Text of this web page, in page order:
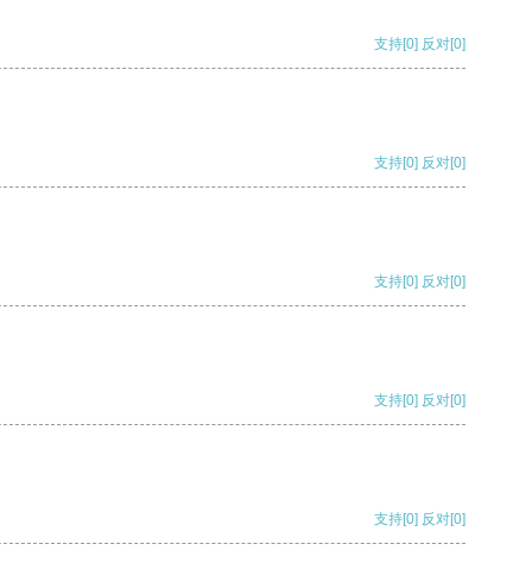
支持[0] 反对[0]
支持[0] 反对[0]
支持[0] 反对[0]
支持[0] 反对[0]
支持[0] 反对[0]